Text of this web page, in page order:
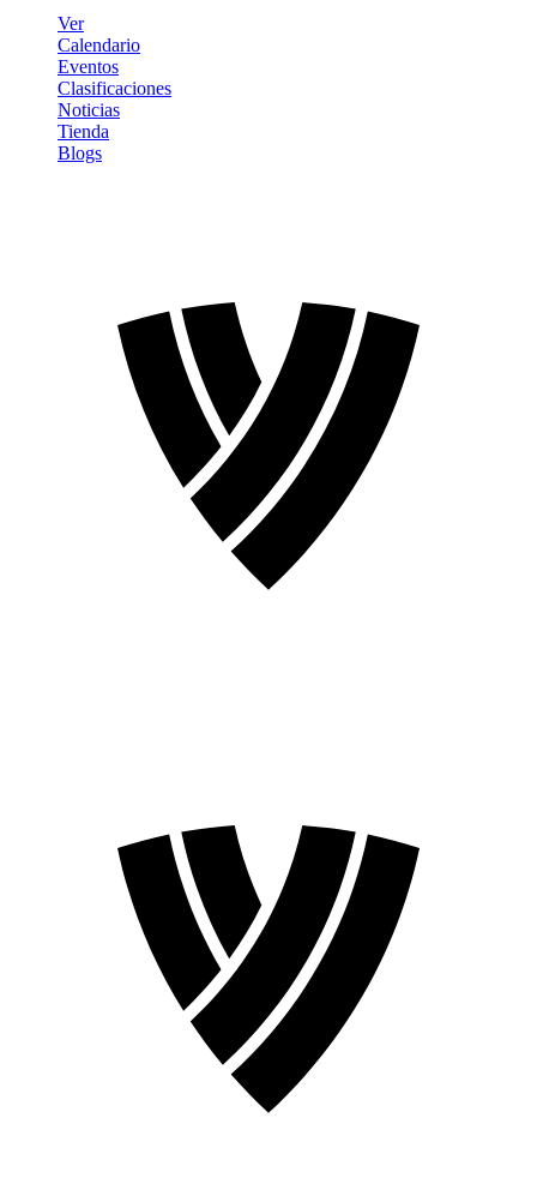
Ver
Calendario
Eventos
Clasificaciones
Noticias
Tienda
Blogs